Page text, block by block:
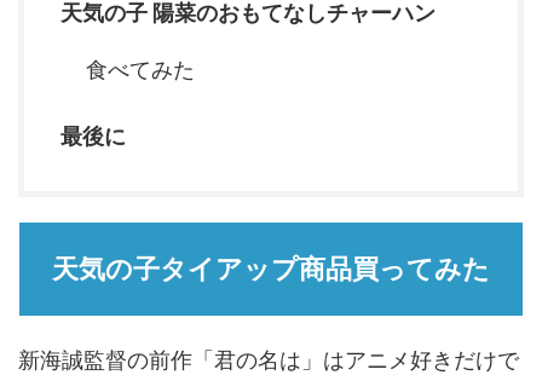
天気の子 陽菜のおもてなしチャーハン
食べてみた
最後に
天気の子タイアップ商品買ってみた
新海誠監督の前作「君の名は」はアニメ好きだけで